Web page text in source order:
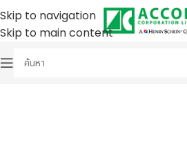
Skip to navigation
Skip to main content